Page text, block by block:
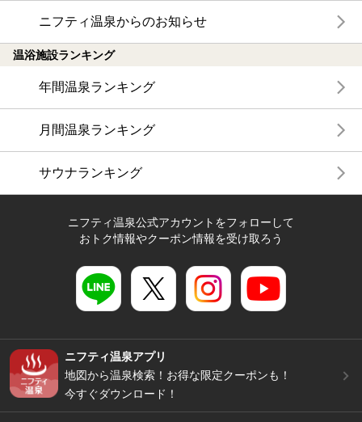
ニフティ温泉からのお知らせ
温浴施設ランキング
年間温泉ランキング
月間温泉ランキング
サウナランキング
ニフティ温泉公式アカウントをフォローして
おトク情報やクーポン情報を受け取ろう
ニフティ温泉アプリ
地図から温泉検索！お得な限定クーポンも！
今すぐダウンロード！